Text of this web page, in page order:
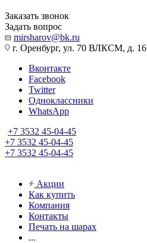
Заказать звонок
Задать вопрос
mirsharov@bk.ru
г. Оренбург, ул. 70 ВЛКСМ, д. 16
Вконтакте
Facebook
Twitter
Одноклассники
WhatsApp
+7 3532 45-04-45
+7 3532 45-04-45
+7 3532 45-04-45
Акции
Как купить
Компания
Контакты
Печать на шарах
...